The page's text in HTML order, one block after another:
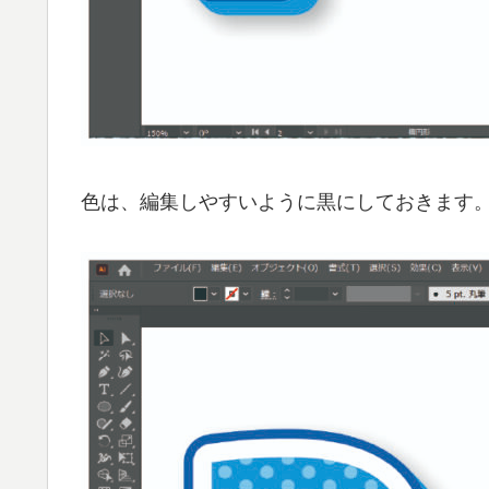
色は、編集しやすいように黒にしておきます